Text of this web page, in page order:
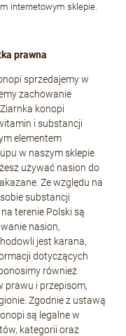
internetowym sklepie.
prawna
sprzedajemy w
zachowanie
konopi
i substancji
elementem
w naszym sklepie
używać nasion do
Ze względu na
substancji
terenie Polski są
nasion,
jest karana,
dotyczących
również
prawu i przepisom,
Zgodnie z ustawą
są legalne w
kategorii oraz